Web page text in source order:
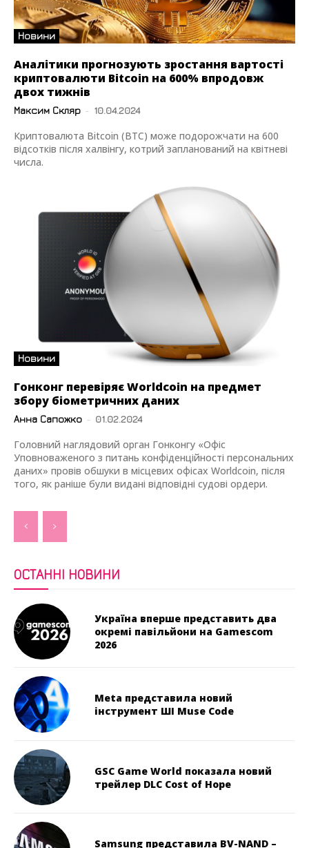
Новини
Аналітики прогнозують зростання вартості
криптовалюти Bitcoin на 600% впродовж
двох тижнів
Максим Скляр - 10.04.2024
Криптовалюта Bitcoin (BTC) може подорожчати на 600
відсотків після халвінгу, котрий запланований на квітневі
числа.
Новини
Гонконг перевіряє Worldcoin на предмет
збору біометричних даних
Анна Сапожко - 01.02.2024
Головний наглядовий орган Гонконгу «Офіс
Уповноваженого з питань конфіденційності персональних
даних» провів обшуки в місцевих офісах Worldcoin, після
того, як раніше були видані відповідні судові ордери.
ОСТАННІ НОВИНИ
Україна вперше представить два
окремі павільйони на Gamescom
2026
Meta представила новий
інструмент ШІ Muse Code
GSC Game World показала новий
трейлер DLC Cost of Hope
Samsung представила BV-NAND –